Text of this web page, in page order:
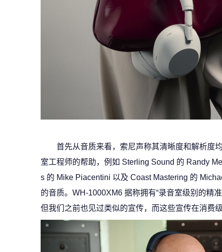
首先从音质来看，索尼声称其清晰度和解析度
室工程师的帮助，例如 Sterling Sound 的 Randy
s 的 Mike Piacentini 以及 Coast Mastering 的
的音质。WH-1000XM6 据称拥有“录音室级别的精
但我们之前也见过类似的宣传，而这些宣传在消费